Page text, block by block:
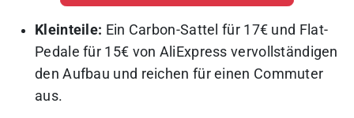
Kleinteile: Ein Carbon-Sattel für 17€ und Flat-
Pedale für 15€ von AliExpress vervollständigen
den Aufbau und reichen für einen Commuter
aus.